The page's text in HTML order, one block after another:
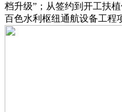
档升级”；从签约到开工扶
百色水利枢纽通航设备工